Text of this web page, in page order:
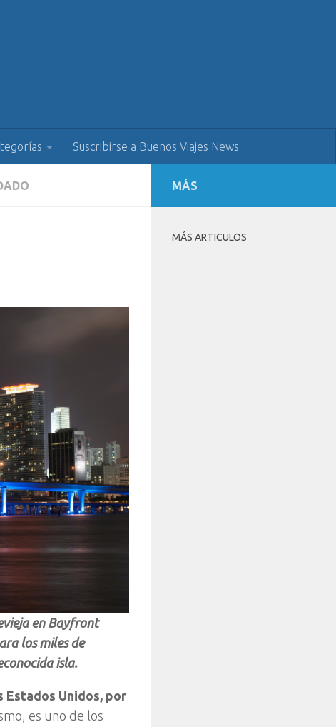
Suscribirse a Buenos Viajes News
en Bayfront
los miles de
isla.
Estados Unidos, por
es uno de los
MÁS
MÁS ARTICULOS